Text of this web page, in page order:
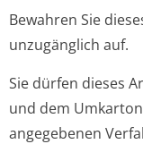
Bewahren Sie
unzugänglich auf.
Sie dürfen dieses
und dem
angegebenen